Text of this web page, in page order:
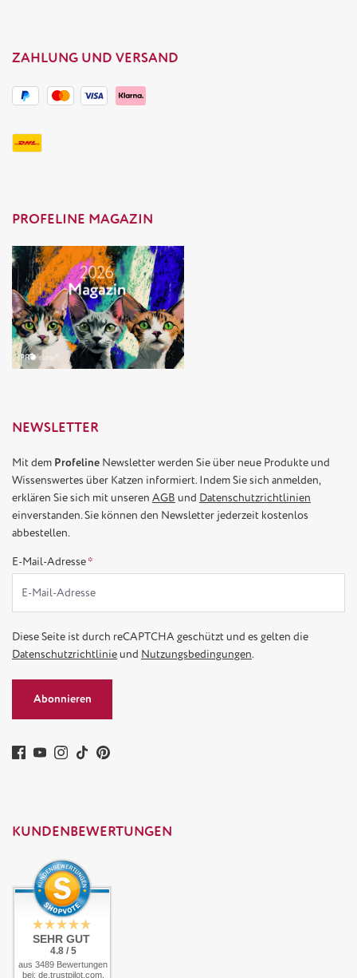
ZAHLUNG UND VERSAND
PROFELINE MAGAZIN
NEWSLETTER
Mit dem Profeline Newsletter werden Sie über neue Produkte und
Wissenswertes über Katzen informiert. Indem Sie sich anmelden,
erklären Sie sich mit unseren AGB und Datenschutzrichtlinien
einverstanden. Sie können den Newsletter jederzeit kostenlos
abbestellen.
E-Mail-Adresse*
Diese Seite ist durch reCAPTCHA geschützt und es gelten die
Datenschutzrichtlinieund Nutzungsbedingungen.
Abonnieren
KUNDENBEWERTUNGEN
SEHR GUT
4.8 / 5
aus 3489 Bewertungen
bei: de.trustpilot.com,